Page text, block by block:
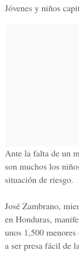
Jóvenes y niños
Ante la falta de un
son muchos los
situación de riesgo.
José Zambrano,
en Honduras,
unos 1,500
a ser presa fácil de